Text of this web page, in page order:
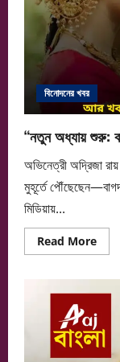
বিনোদনের খবর
“নতুন অধ্যায় শুরু:
অভিনেত্রী অদ্রিজা
মুহূর্তে
মিডিয়ায়...
Read MoreRead
more
শুরু:
সারলেন
অদ্রিজা
রায়”